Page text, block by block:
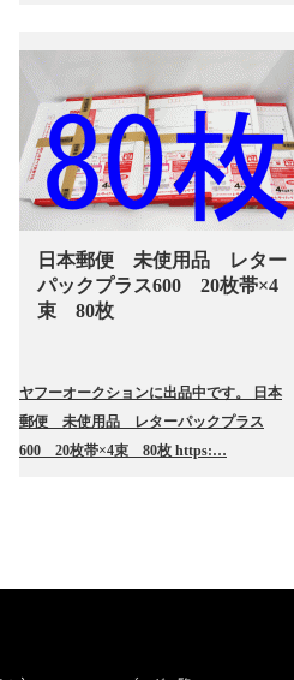
日本郵便 未使用品 レター
パックプラス600 20枚帯×4
束 80枚
ヤフーオークションに出品中です。 日本
郵便 未使用品 レターパックプラス
600 20枚帯×4束 80枚 https:…